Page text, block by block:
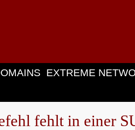
EXTREME
fehlt in einer